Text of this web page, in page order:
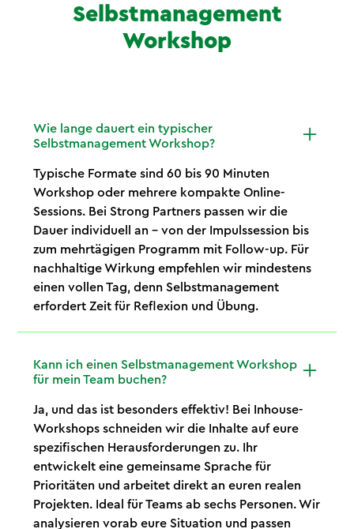
Selbstmanagement
Workshop
Wie lange dauert ein typischer
Selbstmanagement Workshop?
Typische Formate sind 60 bis 90 Minuten
Workshop oder mehrere kompakte Online-
Sessions. Bei Strong Partners passen wir die
Dauer individuell an – von der Impulssession bis
zum mehrtägigen Programm mit Follow-up. Für
nachhaltige Wirkung empfehlen wir mindestens
einen vollen Tag, denn Selbstmanagement
erfordert Zeit für Reflexion und Übung.
Kann ich einen Selbstmanagement Workshop
für mein Team buchen?
Ja, und das ist besonders effektiv! Bei Inhouse-
Workshops schneiden wir die Inhalte auf eure
spezifischen Herausforderungen zu. Ihr
entwickelt eine gemeinsame Sprache für
Prioritäten und arbeitet direkt an euren realen
Projekten. Ideal für Teams ab sechs Personen. Wir
analysieren vorab eure Situation und passen